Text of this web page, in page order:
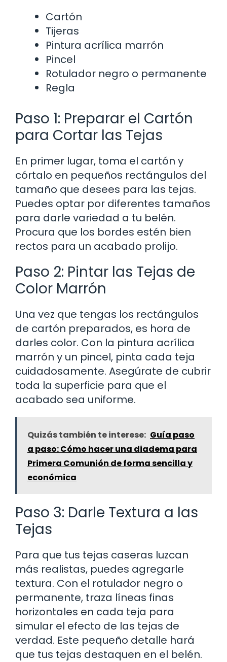
Cartón
Tijeras
Pintura acrílica marrón
Pincel
Rotulador negro o permanente
Regla
Paso 1: Preparar el Cartón
para Cortar las Tejas
En primer lugar, toma el cartón y
córtalo en pequeños rectángulos del
tamaño que desees para las tejas.
Puedes optar por diferentes tamaños
para darle variedad a tu belén.
Procura que los bordes estén bien
rectos para un acabado prolijo.
Paso 2: Pintar las Tejas de
Color Marrón
Una vez que tengas los rectángulos
de cartón preparados, es hora de
darles color. Con la pintura acrílica
marrón y un pincel, pinta cada teja
cuidadosamente. Asegúrate de cubrir
toda la superficie para que el
acabado sea uniforme.
Quizás también te interese: Guía paso
a paso: Cómo hacer una diadema para
Primera Comunión de forma sencilla y
económica
Paso 3: Darle Textura a las
Tejas
Para que tus tejas caseras luzcan
más realistas, puedes agregarle
textura. Con el rotulador negro o
permanente, traza líneas finas
horizontales en cada teja para
simular el efecto de las tejas de
verdad. Este pequeño detalle hará
que tus tejas destaquen en el belén.